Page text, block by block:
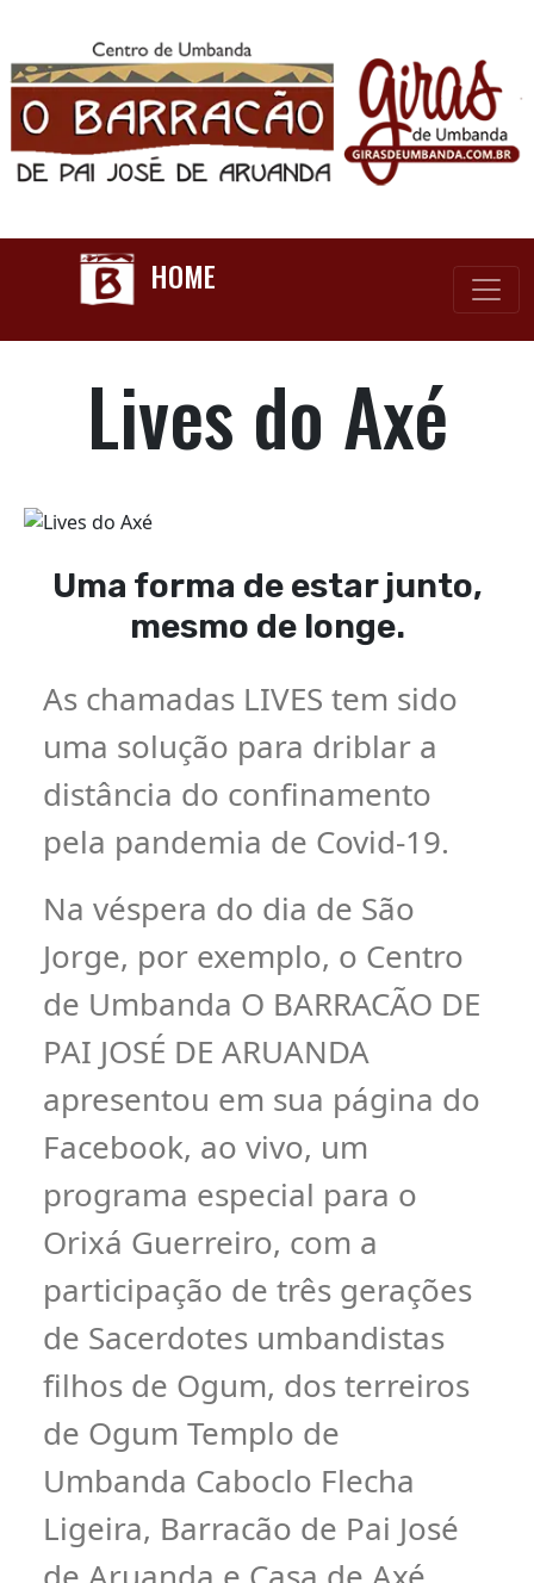
HOME
Lives do Axé
Uma forma de estar junto,
mesmo de longe.
As chamadas LIVES tem sido
uma solução para driblar a
distância do confinamento
pela pandemia de Covid-19.
Na véspera do dia de São
Jorge, por exemplo, o Centro
de Umbanda O BARRACÃO DE
PAI JOSÉ DE ARUANDA
apresentou em sua página do
Facebook, ao vivo, um
programa especial para o
Orixá Guerreiro, com a
participação de três gerações
de Sacerdotes umbandistas
filhos de Ogum, dos terreiros
de Ogum Templo de
Umbanda Caboclo Flecha
Ligeira, Barracão de Pai José